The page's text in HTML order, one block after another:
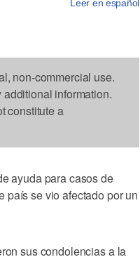
Leer en español
non-commercial use.
additional information.
constitute a
ayuda para casos de
país se vio afectado por un
sus condolencias a la